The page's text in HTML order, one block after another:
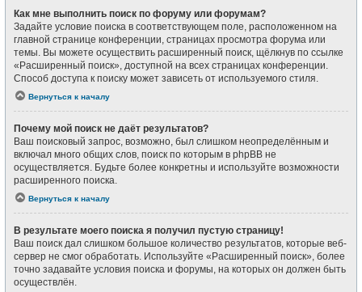
Как мне выполнить поиск по форуму или форумам?
Задайте условие поиска в соответствующем поле, расположенном на
главной странице конференции, страницах просмотра форума или
темы. Вы можете осуществить расширенный поиск, щёлкнув по ссылке
«Расширенный поиск», доступной на всех страницах конференции.
Способ доступа к поиску может зависеть от используемого стиля.
Вернуться к началу
Почему мой поиск не даёт результатов?
Ваш поисковый запрос, возможно, был слишком неопределённым и
включал много общих слов, поиск по которым в phpBB не
осуществляется. Будьте более конкретны и используйте возможности
расширенного поиска.
Вернуться к началу
В результате моего поиска я получил пустую страницу!
Ваш поиск дал слишком большое количество результатов, которые веб-
сервер не смог обработать. Используйте «Расширенный поиск», более
точно задавайте условия поиска и форумы, на которых он должен быть
осуществлён.